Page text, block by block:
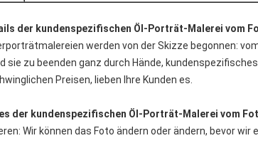
der kundenspezifischen Öl-Porträt-Malerei vom
werden von der Skizze begonnen:
sie zu beenden ganz durch Hände,
Preisen, lieben Ihre Kunden es.
der kundenspezifischen Öl-Porträt-Malerei vom
Wir können das Foto ändern oder ändern, bevor wir